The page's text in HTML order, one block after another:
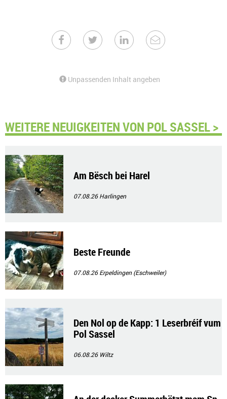
Unpassenden Inhalt angeben
WEITERE NEUIGKEITEN VON POL SASSEL >
Am Bësch bei Harel
07.08.26Harlingen
Beste Freunde
07.08.26Erpeldingen (Eschweiler)
Den Nol op de Kapp: 1 Leserbréif vum
Pol Sassel
06.08.26 Wiltz